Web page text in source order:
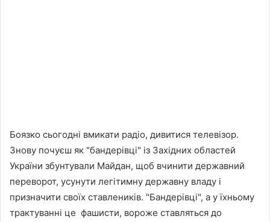
Боязко сьогодні вмикати радіо, дивитися телевізор.
Знову почуєш як "бандерівці" із Західних областей
України збунтували Майдан, щоб вчинити державний
переворот, усунути легітимну державну владу і
призначити своїх ставлеників. "Бандерівці", а у їхньому
трактуванні це фашисти, вороже ставляться до